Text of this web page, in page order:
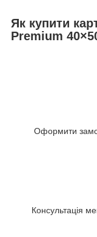
Як купити
Premium
Оформити
Консультація